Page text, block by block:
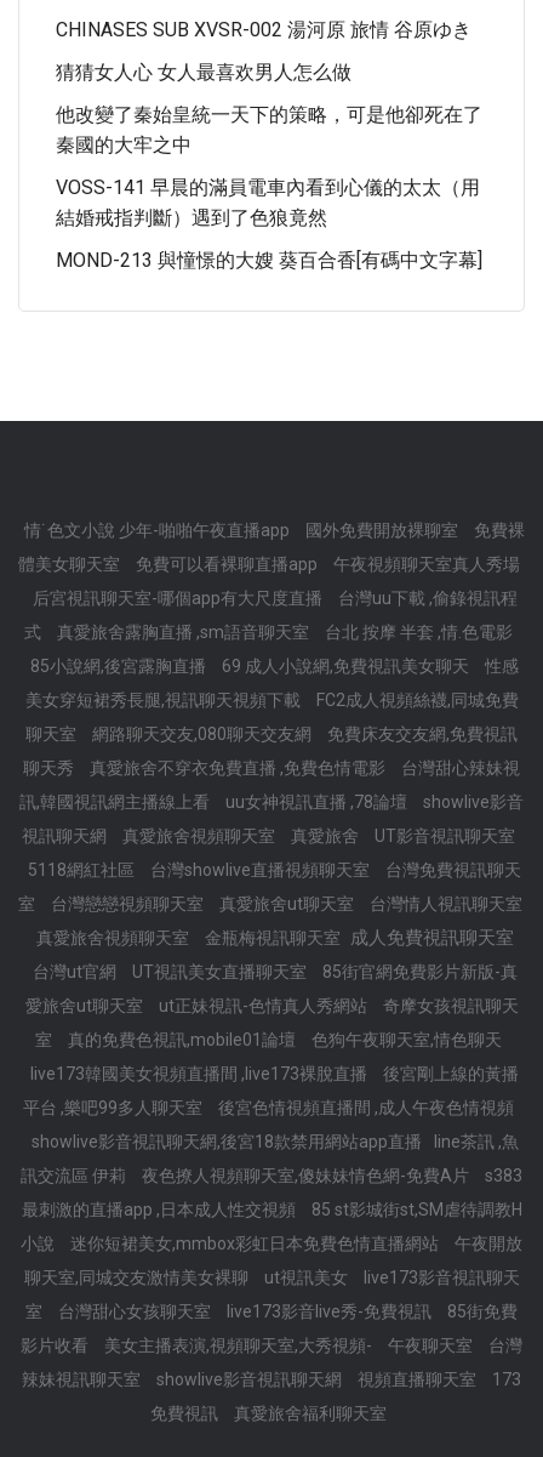
CHINASES SUB XVSR-002 湯河原 旅情 谷原ゆき
猜猜女人心 女人最喜欢男人怎么做
他改變了秦始皇統一天下的策略，可是他卻死在了
秦國的大牢之中
VOSS-141 早晨的滿員電車內看到心儀的太太（用
結婚戒指判斷）遇到了色狼竟然
MOND-213 與憧憬的大嫂 葵百合香[有碼中文字幕]
情˙色文小說 少年-啪啪午夜直播app 國外免費開放裸聊室
免費裸
體美女聊天室
免費可以看裸聊直播app
午夜視頻聊天室真人秀場
后宮視訊聊天室-哪個app有大尺度直播
台灣uu下載 ,偷錄視訊程
式
真愛旅舍露胸直播 ,sm語音聊天室
台北 按摩 半套 ,情.色電影
85小說網,後宮露胸直播
69 成人小說網,免費視訊美女聊天
性感
美女穿短裙秀長腿,視訊聊天視頻下載
FC2成人視頻絲襪,同城免費
聊天室
網路聊天交友,080聊天交友網
免費床友交友網,免費視訊
聊天秀
真愛旅舍不穿衣免費直播 ,免費色情電影
台灣甜心辣妹視
訊,韓國視訊網主播線上看
uu女神視訊直播 ,78論壇
showlive影音
視訊聊天網
真愛旅舍視頻聊天室 真愛旅舍
UT影音視訊聊天室
5118網紅社區
台灣showlive直播視頻聊天室
台灣免費視訊聊天
室
台灣戀戀視頻聊天室 真愛旅舍ut聊天室
台灣情人視訊聊天室
真愛旅舍視頻聊天室
金瓶梅視訊聊天室 成人免費視訊聊天室
台灣ut官網 UT視訊美女直播聊天室
85街官網免費影片新版-真
愛旅舍ut聊天室
ut正妹視訊-色情真人秀網站
奇摩女孩視訊聊天
室
真的免費色視訊,mobile01論壇
色狗午夜聊天室,情色聊天
live173韓國美女視頻直播間 ,live173裸脫直播
後宮剛上線的黃播
平台 ,樂吧99多人聊天室
後宮色情視頻直播間 ,成人午夜色情視頻
showlive影音視訊聊天網,後宮18款禁用網站app直播
line茶訊 ,魚
訊交流區 伊莉
夜色撩人視頻聊天室,傻妹妹情色網-免費A片
s383
最刺激的直播app ,日本成人性交視頻
85 st影城街st,SM虐待調教H
小說
迷你短裙美女,mmbox彩虹日本免費色情直播網站
午夜開放
聊天室,同城交友激情美女裸聊
ut視訊美女
live173影音視訊聊天
室
台灣甜心女孩聊天室 live173影音live秀-免費視訊
85街免費
影片收看
美女主播表演,視頻聊天室,大秀視頻- 午夜聊天室
台灣
辣妹視訊聊天室
showlive影音視訊聊天網 視頻直播聊天室
173
免費視訊
真愛旅舍福利聊天室